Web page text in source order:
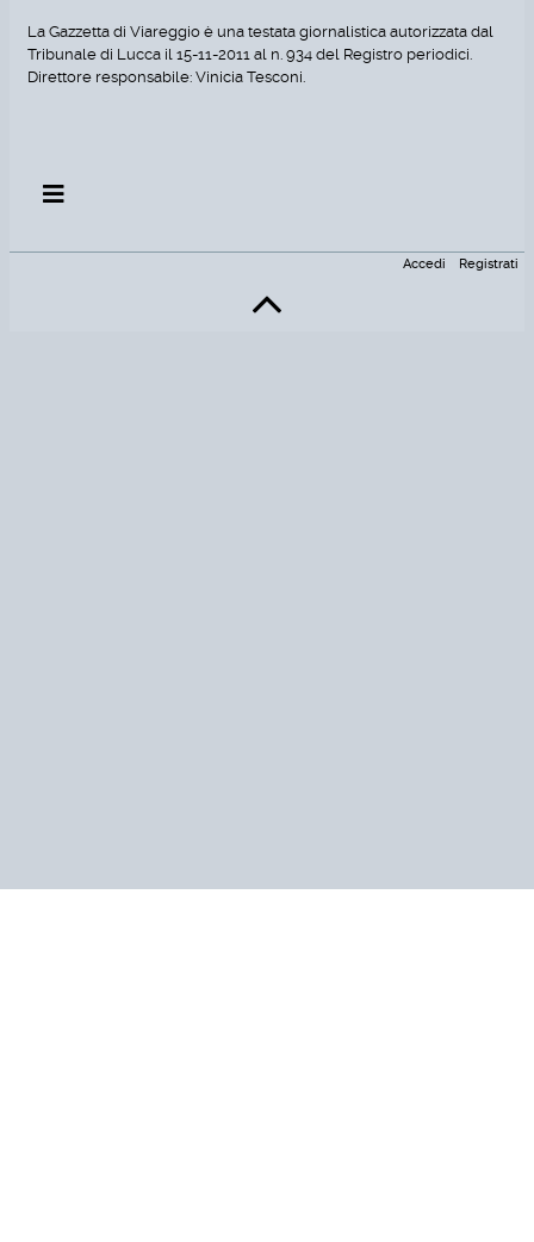
La Gazzetta di Viareggio è una testata giornalistica autorizzata dal
Tribunale di Lucca il 15-11-2011 al n. 934 del Registro periodici.
Direttore responsabile: Vinicia Tesconi.
Accedi Registrati